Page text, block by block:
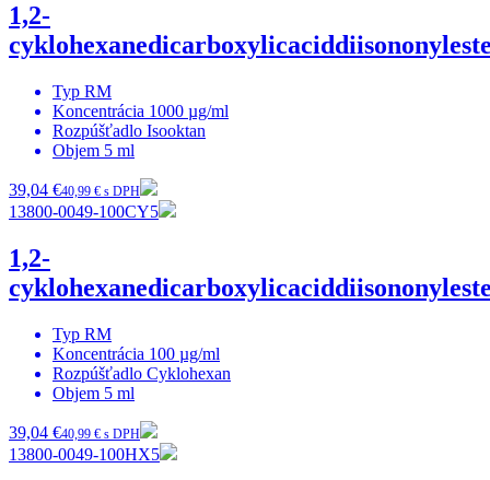
1,2-
Typ RM
Koncentrácia 1000 µg/ml
Rozpúšťadlo Isooktan
Objem 5 ml
39,04 €40,99 € s DPH
13800-0049-100CY5
1,2-
Typ RM
Koncentrácia 100 µg/ml
Rozpúšťadlo Cyklohexan
Objem 5 ml
39,04 €40,99 € s DPH
13800-0049-100HX5